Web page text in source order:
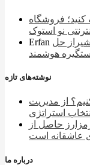
فروشگاه
نو استوک
Erfan حل
هوشمند
نوشته‌های تازه
از مدیریت
استراتژی
دلار رمزارز حاصل از
عاشقانه است
درباره ما